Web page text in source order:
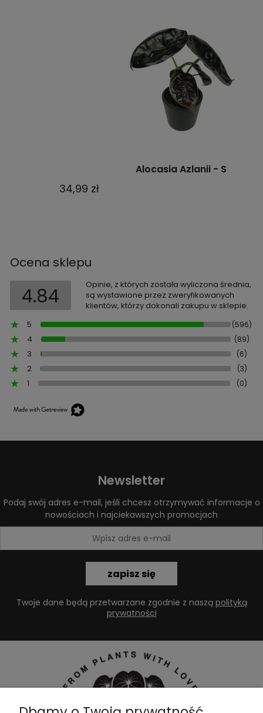
Alocasia Azlanii - S
Ocena sklepu
4.84
Opinie, z których została wyliczona średnia,
są wystawione przez zweryfikowanych
klientów, którzy dokonali zakupu w sklepie.
5
(596)
4 (89)
3 (6)
2 (3)
1 (0)
Newsletter
Podaj swój adres e-mail, jeśli chcesz otrzymywać informacje o
nowościach i najciekawszych promocjach
zapisz się
Twoje dane będą przetwarzane zgodnie z naszą polityką
prywatności